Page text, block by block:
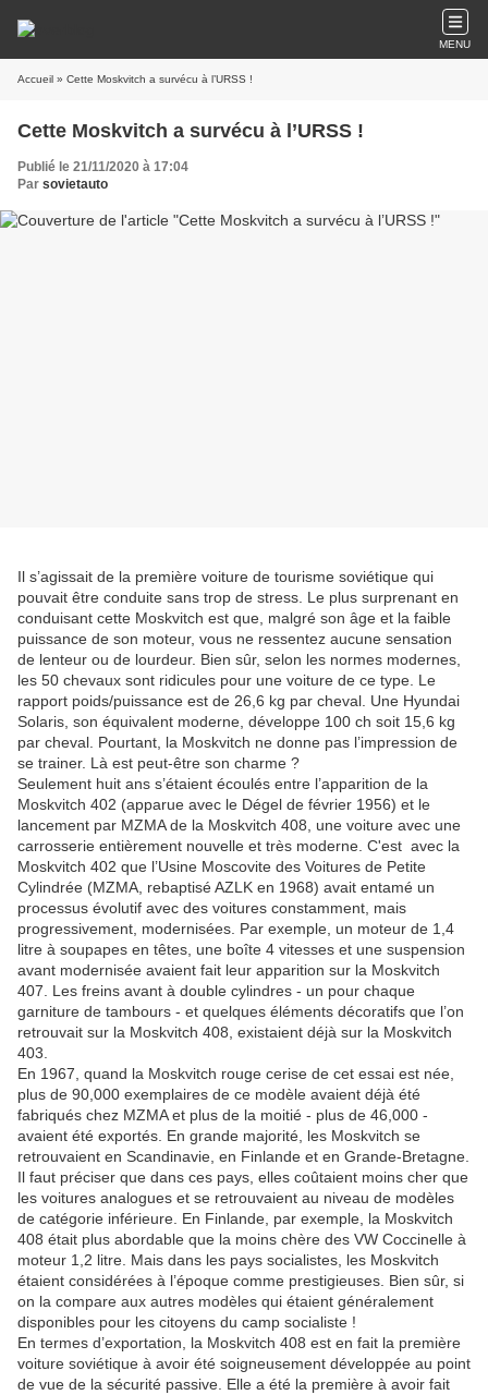
MENU
Accueil » Cette Moskvitch a survécu à l’URSS !
Cette Moskvitch a survécu à l’URSS !
Publié le 21/11/2020 à 17:04
Par sovietauto
Il s’agissait de la première voiture de tourisme soviétique qui
pouvait être conduite sans trop de stress. Le plus surprenant en
conduisant cette Moskvitch est que, malgré son âge et la faible
puissance de son moteur, vous ne ressentez aucune sensation
de lenteur ou de lourdeur. Bien sûr, selon les normes modernes,
les 50 chevaux sont ridicules pour une voiture de ce type. Le
rapport poids/puissance est de 26,6 kg par cheval. Une Hyundai
Solaris, son équivalent moderne, développe 100 ch soit 15,6 kg
par cheval. Pourtant, la Moskvitch ne donne pas l’impression de
se trainer. Là est peut-être son charme ?
Seulement huit ans s’étaient écoulés entre l’apparition de la
Moskvitch 402 (apparue avec le Dégel de février 1956) et le
lancement par MZMA de la Moskvitch 408, une voiture avec une
carrosserie entièrement nouvelle et très moderne. C'est avec la
Moskvitch 402 que l’Usine Moscovite des Voitures de Petite
Cylindrée (MZMA, rebaptisé AZLK en 1968) avait entamé un
processus évolutif avec des voitures constamment, mais
progressivement, modernisées. Par exemple, un moteur de 1,4
litre à soupapes en têtes, une boîte 4 vitesses et une suspension
avant modernisée avaient fait leur apparition sur la Moskvitch
407. Les freins avant à double cylindres - un pour chaque
garniture de tambours - et quelques éléments décoratifs que l’on
retrouvait sur la Moskvitch 408, existaient déjà sur la Moskvitch
403.
En 1967, quand la Moskvitch rouge cerise de cet essai est née,
plus de 90,000 exemplaires de ce modèle avaient déjà été
fabriqués chez MZMA et plus de la moitié - plus de 46,000 -
avaient été exportés. En grande majorité, les Moskvitch se
retrouvaient en Scandinavie, en Finlande et en Grande-Bretagne.
Il faut préciser que dans ces pays, elles coûtaient moins cher que
les voitures analogues et se retrouvaient au niveau de modèles
de catégorie inférieure. En Finlande, par exemple, la Moskvitch
408 était plus abordable que la moins chère des VW Coccinelle à
moteur 1,2 litre. Mais dans les pays socialistes, les Moskvitch
étaient considérées à l’époque comme prestigieuses. Bien sûr, si
on la compare aux autres modèles qui étaient généralement
disponibles pour les citoyens du camp socialiste !
En termes d’exportation, la Moskvitch 408 est en fait la première
voiture soviétique à avoir été soigneusement développée au point
de vue de la sécurité passive. Elle a été la première à avoir fait